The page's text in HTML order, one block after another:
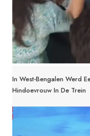
In West-Bengalen Werd
Hindoevrouw In De Trein